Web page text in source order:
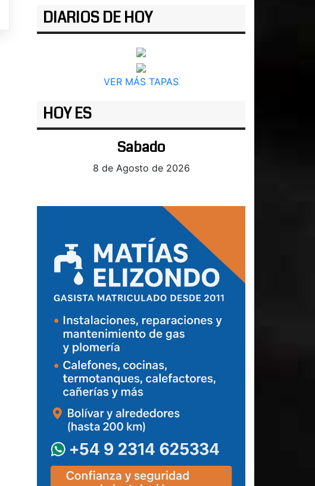
DIARIOS DE HOY
VER MÁS TAPAS
HOY ES
Sabado
8 de Agosto de 2026